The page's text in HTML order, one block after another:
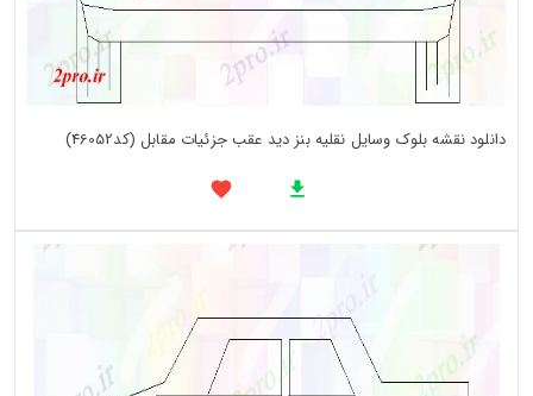
دانلود نقشه بلوک وسایل نقلیه بنز دید عقب جزئیات مقابل (کد46052)